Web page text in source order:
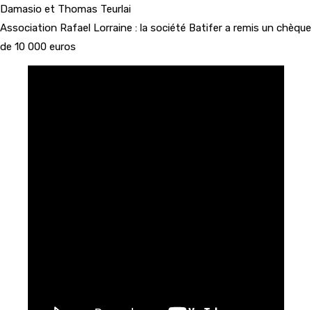
Damasio et Thomas Teurlai
Association Rafael Lorraine : la société Batifer a remis un chèque
de 10 000 euros